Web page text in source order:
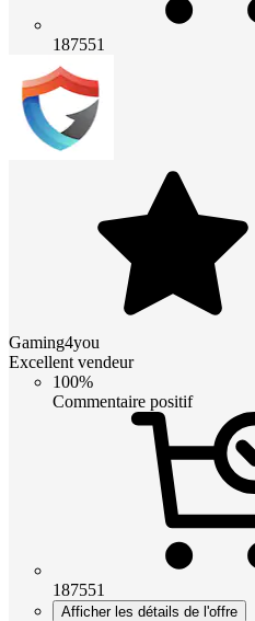
187551
Gaming4you
Excellent vendeur
100%
Commentaire positif
187551
Afficher les détails de l'offre